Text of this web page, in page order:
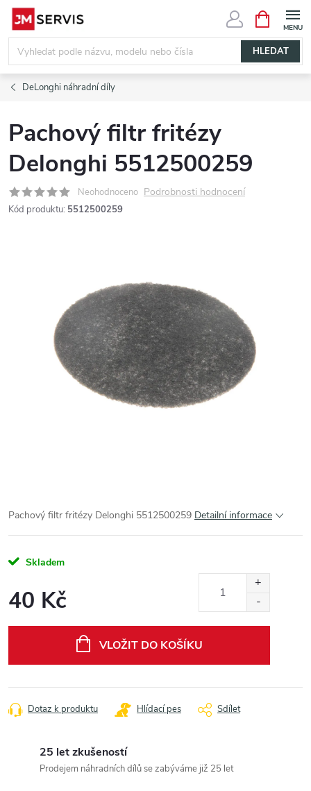
Přejít
obsah
HLEDAT
NÁKUPNÍ
KOŠÍK
DeLonghi náhradní díly
Pachový filtr fritézy
Delonghi 5512500259
Neohodnoceno Podrobnosti hodnocení
Kód produktu: 5512500259
Pachový filtr fritézy Delonghi 5512500259 Detailní informace
Skladem
40 Kč
VLOŽIT DO KOŠÍKU
Dotaz k produktu Hlídací pes Sdílet
25 let zkušeností
Prodejem náhradních dílů se zabýváme již 25 let